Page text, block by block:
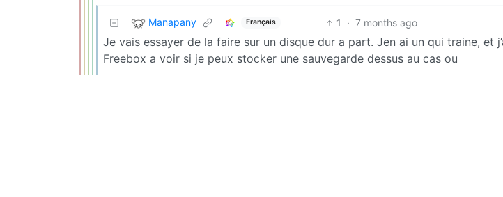
Manapany Français 1 · 7 months ago
Je vais essayer de la faire sur un disque dur a part. Jen ai un qui traine, et
Freebox a voir si je peux stocker une sauvegarde dessus au cas ou